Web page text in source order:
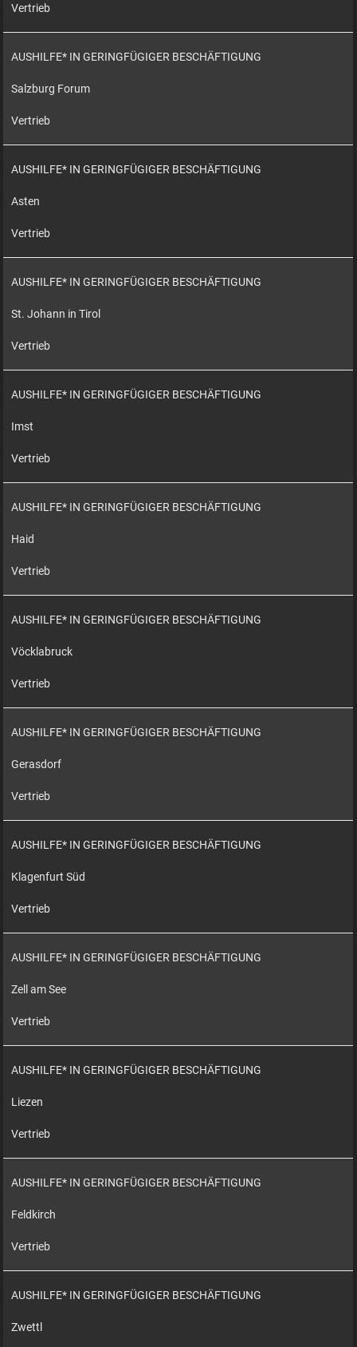
Vertrieb
AUSHILFE* IN GERINGFÜGIGER BESCHÄFTIGUNG
Salzburg Forum
Vertrieb
AUSHILFE* IN GERINGFÜGIGER BESCHÄFTIGUNG
Asten
Vertrieb
AUSHILFE* IN GERINGFÜGIGER BESCHÄFTIGUNG
St. Johann in Tirol
Vertrieb
AUSHILFE* IN GERINGFÜGIGER BESCHÄFTIGUNG
Imst
Vertrieb
AUSHILFE* IN GERINGFÜGIGER BESCHÄFTIGUNG
Haid
Vertrieb
AUSHILFE* IN GERINGFÜGIGER BESCHÄFTIGUNG
Vöcklabruck
Vertrieb
AUSHILFE* IN GERINGFÜGIGER BESCHÄFTIGUNG
Gerasdorf
Vertrieb
AUSHILFE* IN GERINGFÜGIGER BESCHÄFTIGUNG
Klagenfurt Süd
Vertrieb
AUSHILFE* IN GERINGFÜGIGER BESCHÄFTIGUNG
Zell am See
Vertrieb
AUSHILFE* IN GERINGFÜGIGER BESCHÄFTIGUNG
Liezen
Vertrieb
AUSHILFE* IN GERINGFÜGIGER BESCHÄFTIGUNG
Feldkirch
Vertrieb
AUSHILFE* IN GERINGFÜGIGER BESCHÄFTIGUNG
Zwettl